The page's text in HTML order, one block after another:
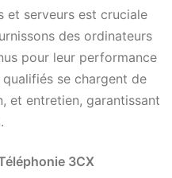
et serveurs est cruciale
des ordinateurs
pour leur performance
se chargent de
et entretien, garantissant
3CX